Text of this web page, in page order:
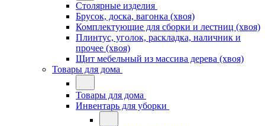
Столярные изделия
Брусок, доска, вагонка (хвоя)
Комплектующие для сборки и лестниц (хвоя)
Плинтус, уголок, раскладка, наличник и
прочее (хвоя)
Щит мебельный из массива дерева (хвоя)
Товары для дома
Товары для дома
Инвентарь для уборки